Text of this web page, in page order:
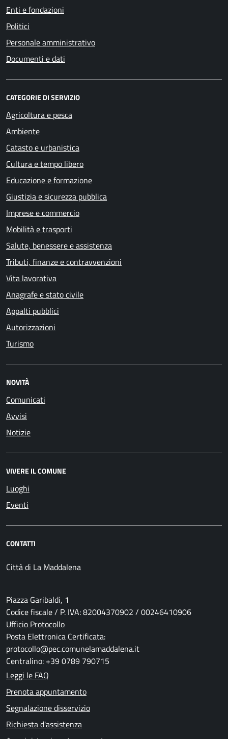
Enti e fondazioni
Politici
Personale amministrativo
Documenti e dati
CATEGORIE DI SERVIZIO
Agricoltura e pesca
Ambiente
Catasto e urbanistica
Cultura e tempo libero
Educazione e formazione
Giustizia e sicurezza pubblica
Imprese e commercio
Mobilità e trasporti
Salute, benessere e assistenza
Tributi, finanze e contravvenzioni
Vita lavorativa
Anagrafe e stato civile
Appalti pubblici
Autorizzazioni
Turismo
NOVITÀ
Comunicati
Avvisi
Notizie
VIVERE IL COMUNE
Luoghi
Eventi
CONTATTI
Città di La Maddalena
Piazza Garibaldi, 1
Codice fiscale / P. IVA: 82004370902 / 00246410906
Ufficio Protocollo
Posta Elettronica Certificata:
protocollo@pec.comunelamaddalena.it
Centralino: +39 0789 790715
Leggi le FAQ
Prenota appuntamento
Segnalazione disservizio
Richiesta d'assistenza